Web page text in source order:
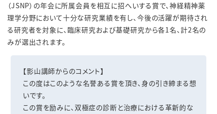
（JSNP）の年会に所属会員を相互に招へいする賞で、神経精神薬
理学分野において十分な研究業績を有し、今後の活躍が期待され
る研究者を対象に、臨床研究および基礎研究から各1名、計2名の
みが選出されます。
【影山講師からのコメント】
この度はこのような名誉ある賞を頂き、身の引き締まる想
いです。
この賞を励みに、双極症の診断と治療における革新的な